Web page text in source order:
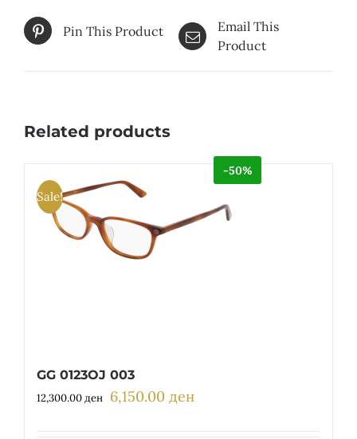
Pin This Product
Email This
Product
Related products
Sale!
-50%
GG 0123OJ 003
12,300.00ден Original
6,150.00 денCurrent